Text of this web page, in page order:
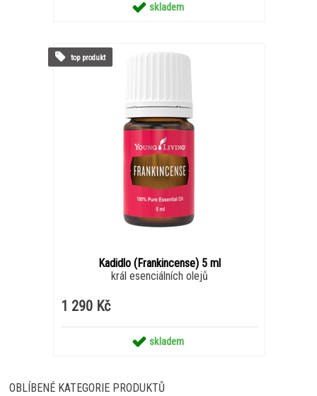
skladem
Kadidlo (Frankincense) 5 ml
král esenciálních olejů
1 290 Kč
skladem
top produkt
OBLÍBENÉ KATEGORIE PRODUKTŮ